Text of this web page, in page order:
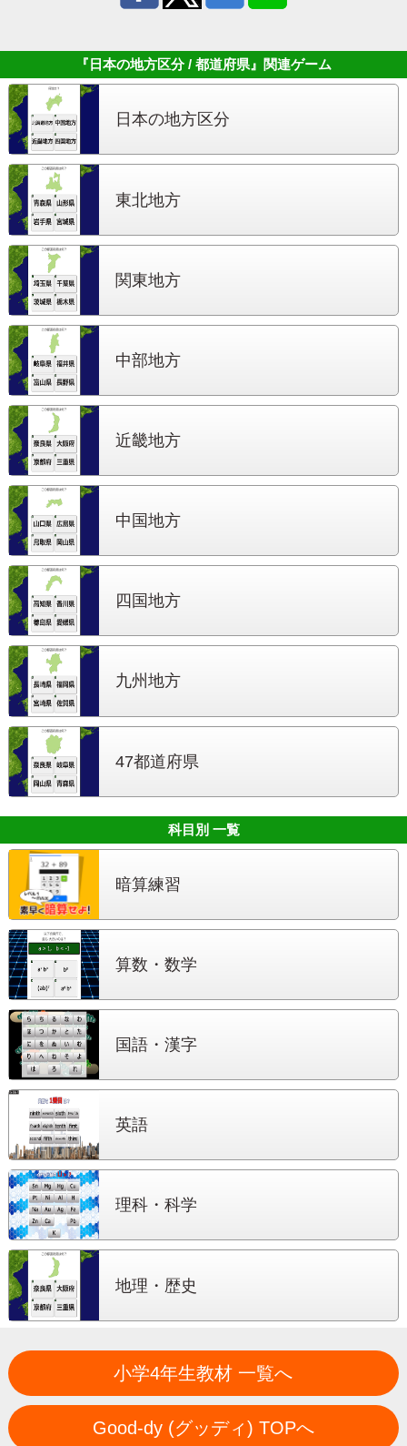
『日本の地方区分 / 都道府県』 関連ゲーム
日本の地方区分
東北地方
関東地方
中部地方
近畿地方
中国地方
四国地方
九州地方
47都道府県
科目別 一覧
暗算練習
算数・数学
国語・漢字
英語
理科・科学
地理・歴史
小学4年生教材 一覧へ
Good-dy (グッディ) TOPへ